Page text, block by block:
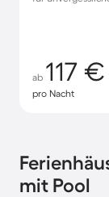
ab 117 €
pro Nacht
mit Pool